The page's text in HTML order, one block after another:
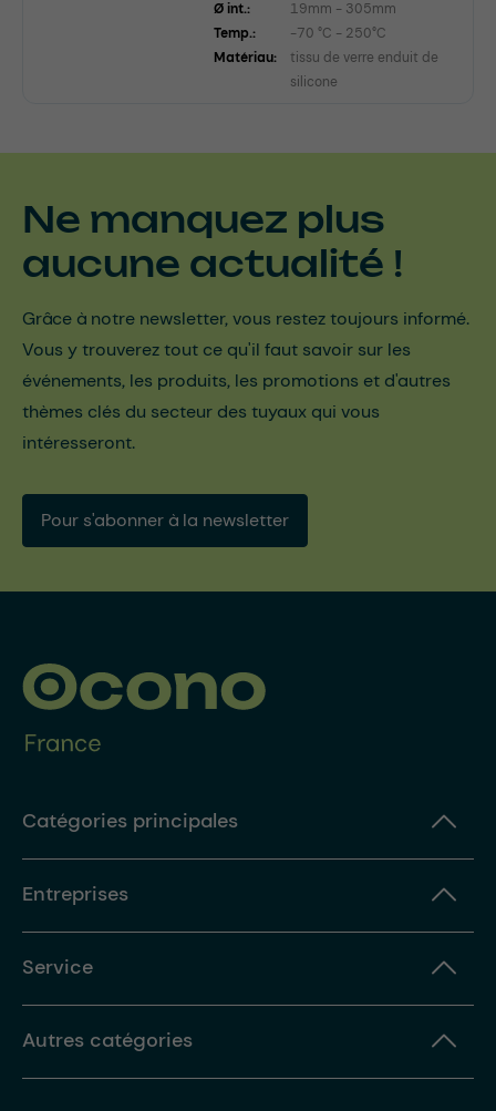
Ø int.:
19mm - 305mm
Temp.:
-70 °C - 250°C
Matériau:
tissu de verre enduit de
silicone
Ne manquez plus
aucune actualité !
Grâce à notre newsletter, vous restez toujours informé.
Vous y trouverez tout ce qu'il faut savoir sur les
événements, les produits, les promotions et d'autres
thèmes clés du secteur des tuyaux qui vous
intéresseront.
Pour s'abonner à la newsletter
Catégories principales
Entreprises
Service
Autres catégories